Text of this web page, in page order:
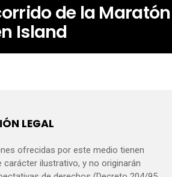
de la
Island
LEGAL
ofrecidas por este medio tienen
carácter ilustrativo, y no originarán